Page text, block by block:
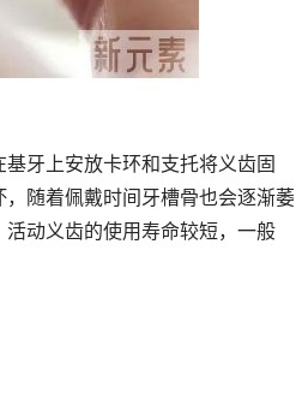
牙上安放卡环和支托将义齿固
随着佩戴时间牙槽骨也会逐渐萎
动义齿的使用寿命较短，一般